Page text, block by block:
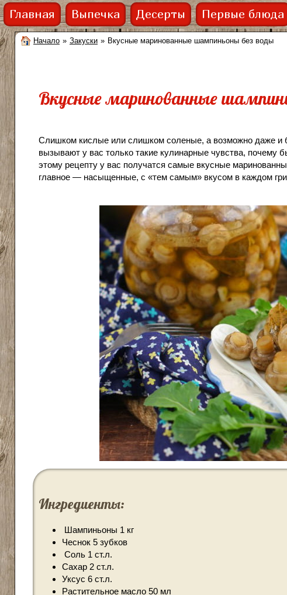
Главная Выпечка Десерты Первые блюда
Начало » Закуски » Вкусные маринованные шампиньоны без воды
Вкусные маринованные
Слишком кислые или слишком соленые, а возможно даже и
вызывают у вас только такие кулинарные чувства, почему
этому рецепту у вас получатся самые вкусные
главное — насыщенные, с «тем самым» вкусом в каждом
Ингредиенты:
Шампиньоны 1 кг
Чеснок 5 зубков
Соль 1 ст.л.
Сахар 2 ст.л.
Уксус 6 ст.л.
Растительное масло 50 мл